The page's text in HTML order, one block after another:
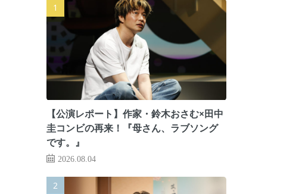
【公演レポート】作家・鈴木おさむ×田中
圭コンビの再来！『母さん、ラブソング
です。』
2026.08.04